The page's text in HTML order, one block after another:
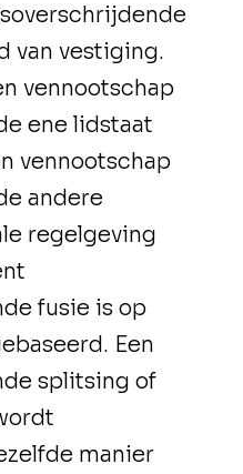
van vestiging.
vennootschap
ene lidstaat
vennootschap
andere
regelgeving
fusie is op
Een
splitsing of
manier